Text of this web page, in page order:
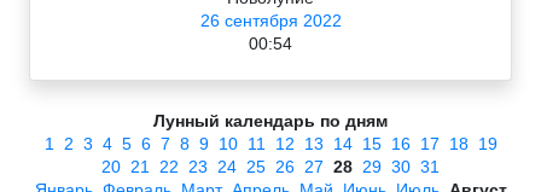
26 сентября 2022
00:54
Лунный календарь по дням
1
2 3 4 5 6 7 8 9 10 11 12 13 14 15 16 17 18 19
20 21 22 23 24 25 26 27 28 29 30 31